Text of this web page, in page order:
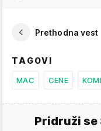
Prethodna vest
TAGOVI
MAC CENE
Pridruži se